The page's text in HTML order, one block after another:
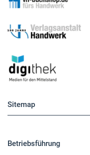
Sitemap
Betriebsführung